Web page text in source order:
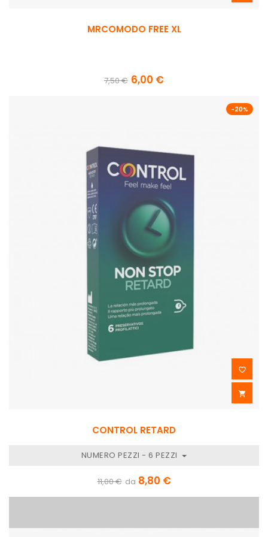
MRCOMODO FREE XL
7,50 € 6,00 €
-20%


CONTROL RETARD
NUMERO PEZZI - 6 PEZZI
11,00 € da 8,80 €